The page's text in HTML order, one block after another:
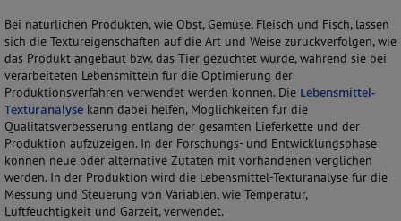
Bei natürlichen Produkten, wie Obst, Gemüse, Fleisch und Fisch, lassen
sich die Textureigenschaften auf die Art und Weise zurückverfolgen, wie
das Produkt angebaut bzw. das Tier gezüchtet wurde, während sie bei
verarbeiteten Lebensmitteln für die Optimierung der
Produktionsverfahren verwendet werden können. Die Lebensmittel-
Texturanalyse kann dabei helfen, Möglichkeiten für die
Qualitätsverbesserung entlang der gesamten Lieferkette und der
Produktion aufzuzeigen. In der Forschungs- und Entwicklungsphase
können neue oder alternative Zutaten mit vorhandenen verglichen
werden. In der Produktion wird die Lebensmittel-Texturanalyse für die
Messung und Steuerung von Variablen, wie Temperatur,
Luftfeuchtigkeit und Garzeit, verwendet.